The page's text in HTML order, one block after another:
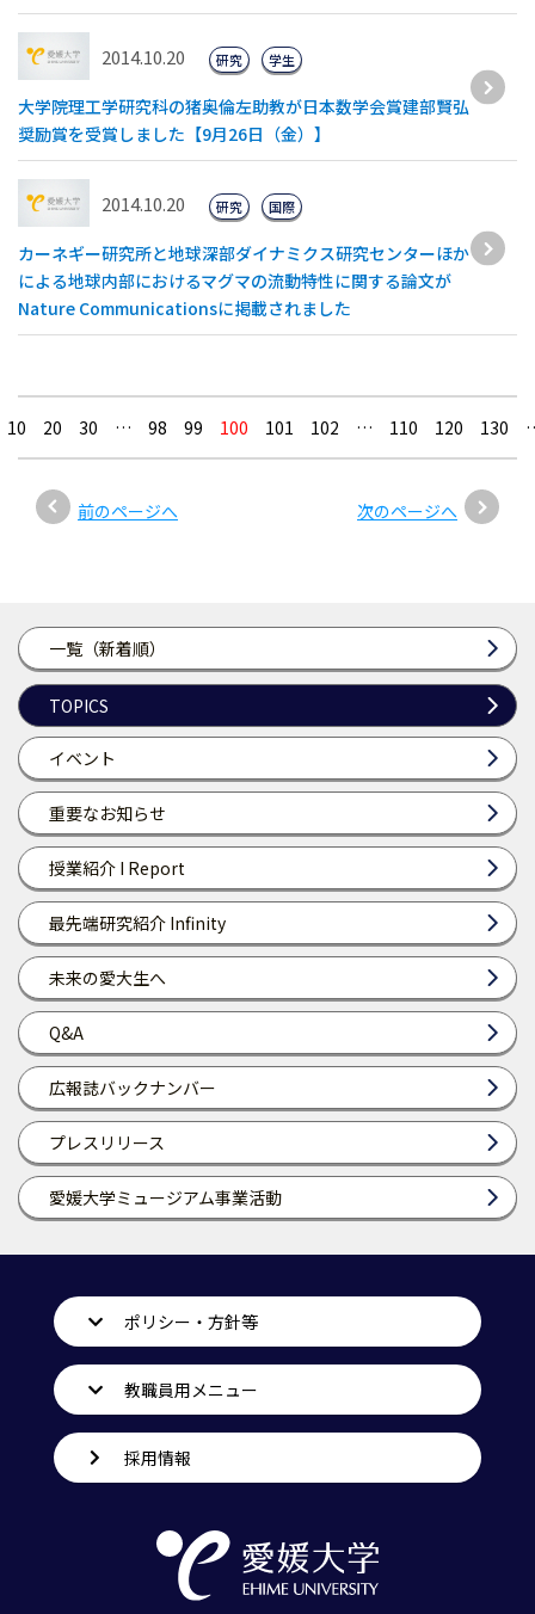
一覧（新着順）
TOPICS
イベント
重要なお知らせ
授業紹介 I Report
最先端研究紹介 Infinity
未来の愛大生へ
Q&A
広報誌バックナンバー
プレスリリース
愛媛大学ミュージアム事業活動
2014.10.20
大学院理工学研究科の猪奥倫左助教が日本数学会賞建部賢弘
奨励賞を受賞しました【9月26日（金）】
研究 学生
2014.10.20
カーネギー研究所と地球深部ダイナミクス研究センターほか
による地球内部におけるマグマの流動特性に関する論文が
Nature Communicationsに掲載されました
研究 国際
前のページへ
10 20 30 … 98 99 100 101 102 … 110 120 130
次のページへ
ポリシー・方針等
教職員用メニュー
採用情報